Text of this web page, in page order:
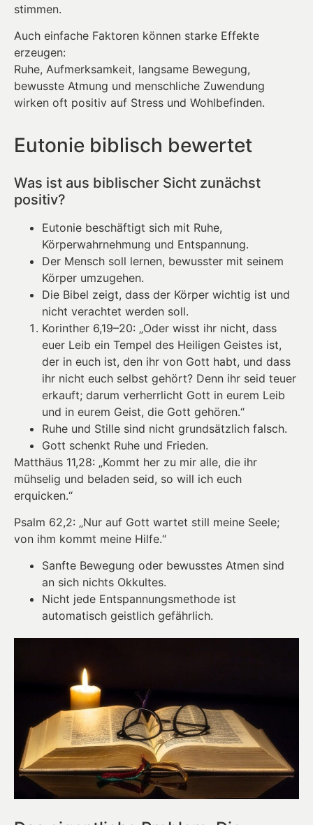
stimmen.
Auch einfache Faktoren können starke Effekte
erzeugen:
Ruhe, Aufmerksamkeit, langsame Bewegung,
bewusste Atmung und menschliche Zuwendung
wirken oft positiv auf Stress und Wohlbefinden.
Eutonie biblisch bewertet
Was ist aus biblischer Sicht zunächst
positiv?
Eutonie beschäftigt sich mit Ruhe,
Körperwahrnehmung und Entspannung.
Der Mensch soll lernen, bewusster mit seinem
Körper umzugehen.
Die Bibel zeigt, dass der Körper wichtig ist und
nicht verachtet werden soll.
Korinther 6,19–20: „Oder wisst ihr nicht, dass
euer Leib ein Tempel des Heiligen Geistes ist,
der in euch ist, den ihr von Gott habt, und dass
ihr nicht euch selbst gehört? Denn ihr seid teuer
erkauft; darum verherrlicht Gott in eurem Leib
und in eurem Geist, die Gott gehören.“
Ruhe und Stille sind nicht grundsätzlich falsch.
Gott schenkt Ruhe und Frieden.
Matthäus 11,28: „Kommt her zu mir alle, die ihr
mühselig und beladen seid, so will ich euch
erquicken.“
Psalm 62,2: „Nur auf Gott wartet still meine Seele;
von ihm kommt meine Hilfe.“
Sanfte Bewegung oder bewusstes Atmen sind
an sich nichts Okkultes.
Nicht jede Entspannungsmethode ist
automatisch geistlich gefährlich.